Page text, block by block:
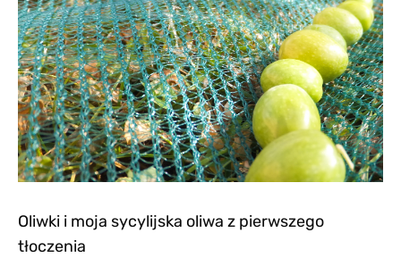
Oliwki i moja sycylijska oliwa z pierwszego
tłoczenia